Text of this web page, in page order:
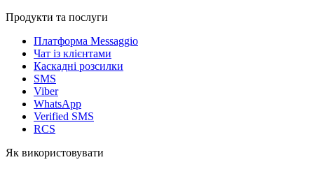
Продукти та послуги
Платформа Messaggio
Чат із клієнтами
Каскадні розсилки
SMS
Viber
WhatsApp
Verified SMS
RCS
Як використовувати